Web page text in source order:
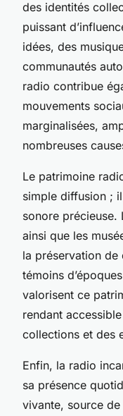
des identités
puissant
idées, des
communautés
radio contribue
mouvements
marginalisées,
nombreuses
Le patrimoine
simple diffusion ; il
sonore précieuse.
ainsi que les
la préservation de
témoins
valorisent ce
rendant
collections et des
Enfin, la radio
sa présence
vivante, source